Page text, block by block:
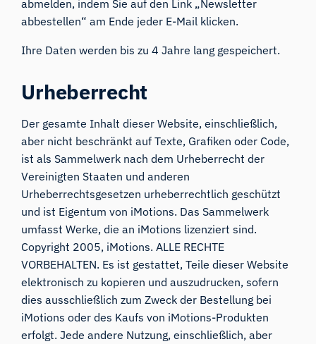
abmelden, indem Sie auf den Link „Newsletter
abbestellen“ am Ende jeder E-Mail klicken.
Ihre Daten werden bis zu 4 Jahre lang gespeichert.
Urheberrecht
Der gesamte Inhalt dieser Website, einschließlich,
aber nicht beschränkt auf Texte, Grafiken oder Code,
ist als Sammelwerk nach dem Urheberrecht der
Vereinigten Staaten und anderen
Urheberrechtsgesetzen urheberrechtlich geschützt
und ist Eigentum von iMotions. Das Sammelwerk
umfasst Werke, die an iMotions lizenziert sind.
Copyright 2005, iMotions. ALLE RECHTE
VORBEHALTEN. Es ist gestattet, Teile dieser Website
elektronisch zu kopieren und auszudrucken, sofern
dies ausschließlich zum Zweck der Bestellung bei
iMotions oder des Kaufs von iMotions-Produkten
erfolgt. Jede andere Nutzung, einschließlich, aber